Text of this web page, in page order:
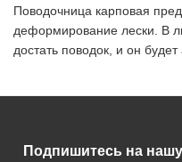
Поводочница карповая
деформирование лески. В
достать поводок, и он
Подпишитесь на